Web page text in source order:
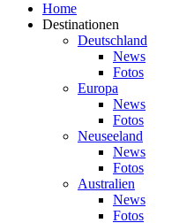
Home
Destinationen
Deutschland
News
Fotos
Europa
News
Fotos
Neuseeland
News
Fotos
Australien
News
Fotos